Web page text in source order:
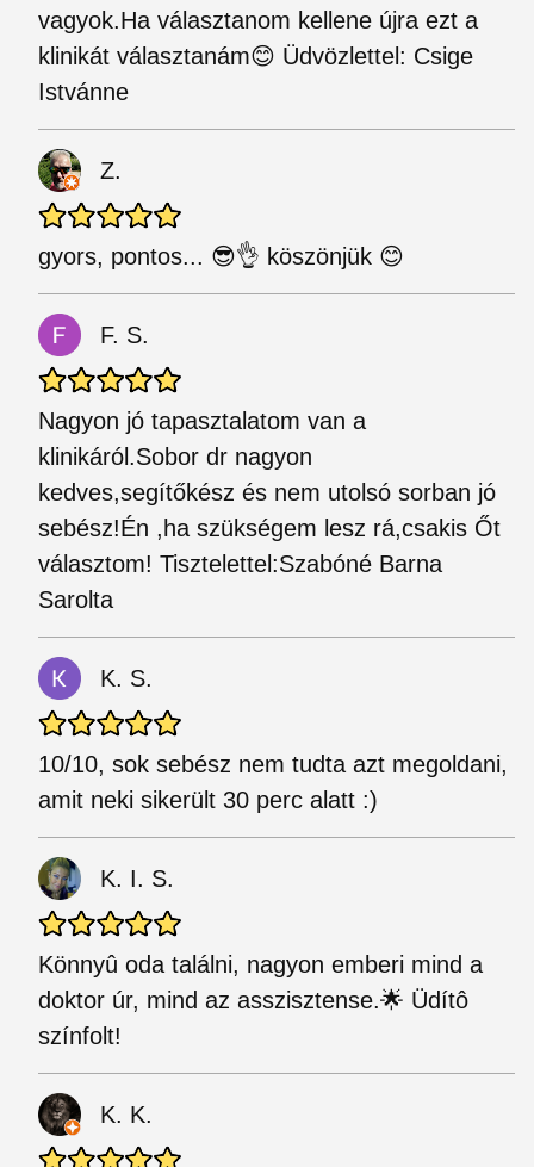
vagyok.Ha választanom kellene újra ezt a
klinikát választanám😊 Üdvözlettel: Csige
Istvánne
Z.
gyors, pontos... 😎👌 köszönjük 😊
F. S.
Nagyon jó tapasztalatom van a
klinikáról.Sobor dr nagyon
kedves,segítőkész és nem utolsó sorban jó
sebész!Én ,ha szükségem lesz rá,csakis Őt
választom! Tisztelettel:Szabóné Barna
Sarolta
K. S.
10/10, sok sebész nem tudta azt megoldani,
amit neki sikerült 30 perc alatt :)
K. I. S.
Könnyû oda találni, nagyon emberi mind a
doktor úr, mind az asszisztense.🌟 Üdítô
színfolt!
K. K.